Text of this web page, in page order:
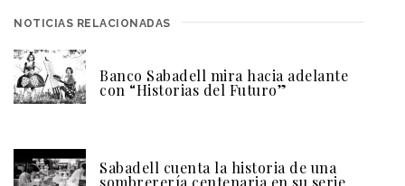
NOTICIAS RELACIONADAS
Banco Sabadell mira hacia adelante
con “Historias del Futuro”
Sabadell cuenta la historia de una
sombrerería centenaria en su serie